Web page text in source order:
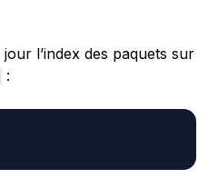
l’index des paquets sur
: